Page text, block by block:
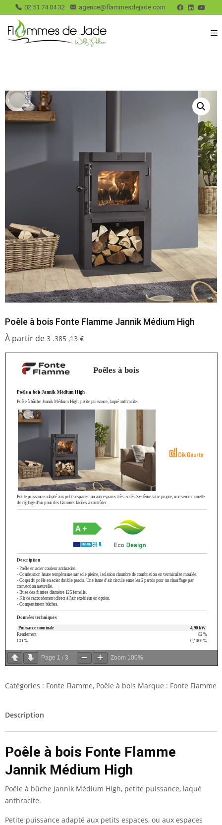
02 51 74 04 32 agence@flammesdejade.com
Poêle à bois Fonte Flamme Jannik Médium High
3 .385 ,13 €
Page 1 / 3 Zoom 100%
Catégories : Fonte Flamme, Poêle à bois Marque : Fonte Flamme
Description
Poêle à bois Fonte Flamme
Jannik Médium High
Poêle à bûche Jannik Médium High, petite puissance, laqué
anthracite.
Petite puissance adapté aux petits espaces, ou aux espaces